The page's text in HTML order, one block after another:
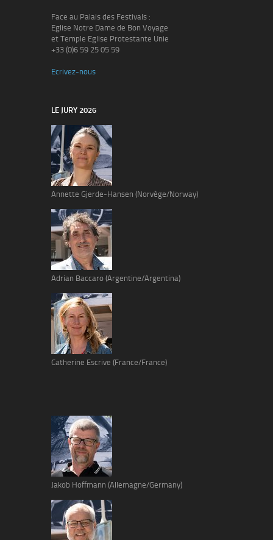
Face au Palais des Festivals :
Eglise Notre Dame de Bon Voyage
et Temple Eglise Protestante Unie
+33 (0)6 59 25 05 59
Ecrivez-nous
LE JURY 2026
Annette Gjerde-Hansen (Norvège/Norway)
Adrian Baccaro (Argentine/Argentina)
Catherine Escrive (France/France)
Jakob Hoffmann (Allemagne/Germany)